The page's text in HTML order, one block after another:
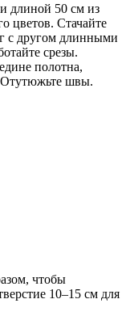
длиной 50 см из
цветов. Стачайте
с другом длинными
срезы.
полотна,
Отутюжьте швы.
чтобы
10–15 см для